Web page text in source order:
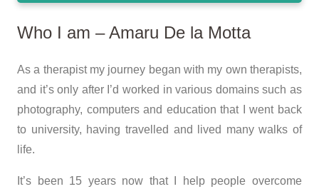
Who I am – Amaru De la Motta
As a therapist my journey began with my own therapists,
and it’s only after I’d worked in various domains such as
photography, computers and education that I went back
to university, having travelled and lived many walks of
life.
It’s been 15 years now that I help people overcome